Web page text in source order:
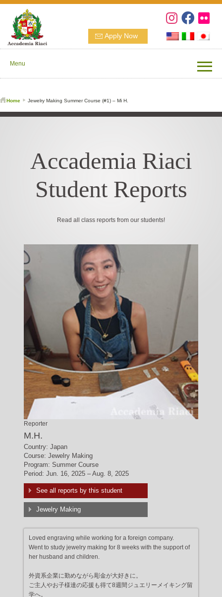
Apply Now
Menu
Home Jewelry Making Summer Course (#1) – Mi H.
Accademia Riaci
Student Reports
Read all class reports from our students!
Reporter
M.H.
Country: Japan
Course: Jewelry Making
Program: Summer Course
Period: Jun. 16, 2025 – Aug. 8, 2025
See all reports by this student
Jewelry Making
Loved engraving while working for a foreign company.
Went to study jewelry making for 8 weeks with the support of
her husband and children.
外資系企業に勤めながら彫金が大好きに。
ご主人やお子様達の応援も得て8週間ジュエリーメイキング留
学へ。